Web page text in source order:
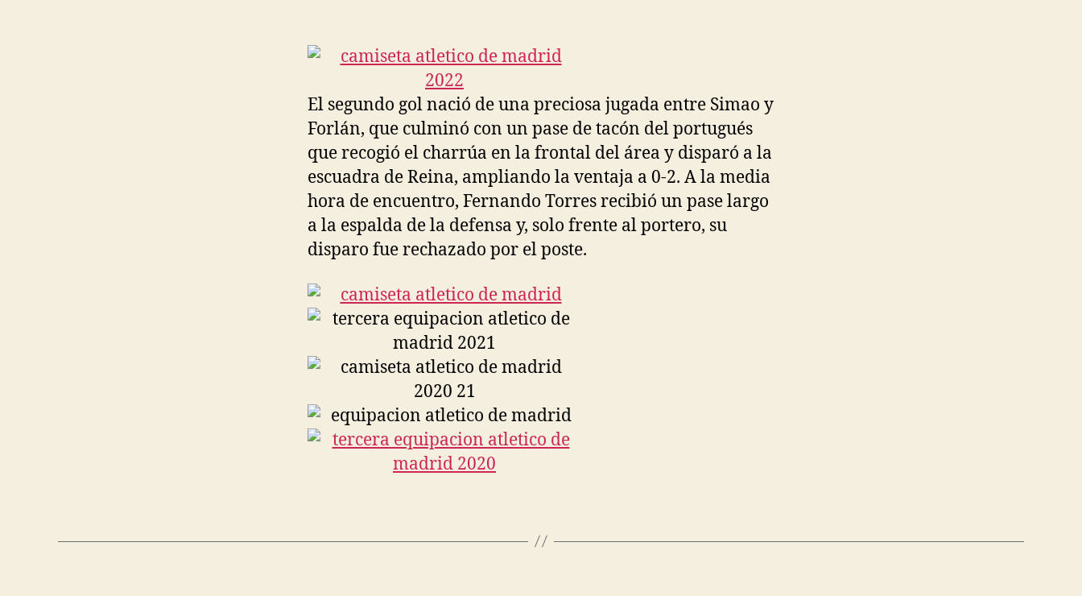
El segundo gol nació de una preciosa jugada entre Simao y
Forlán, que culminó con un pase de tacón del portugués
que recogió el charrúa en la frontal del área y disparó a la
escuadra de Reina, ampliando la ventaja a 0-2. A la media
hora de encuentro, Fernando Torres recibió un pase largo
a la espalda de la defensa y, solo frente al portero, su
disparo fue rechazado por el poste.